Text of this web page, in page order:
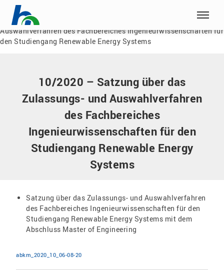
Menü überspringen
Menü überspringen
Home |Dokumente
10/2020 – Satzung über das Zulassungs- und
Auswahlverfahren des Fachbereiches Ingenieurwissenschaften für
den Studiengang Renewable Energy Systems
10/2020 – Satzung über das
Zulassungs- und Auswahlverfahren
des Fachbereiches
Ingenieurwissenschaften für den
Studiengang Renewable Energy
Systems
Satzung über das Zulassungs- und Auswahlverfahren
des Fachbereiches Ingenieurwissenschaften für den
Studiengang Renewable Energy Systems mit dem
Abschluss Master of Engineering
abkm_2020_10_06-08-20